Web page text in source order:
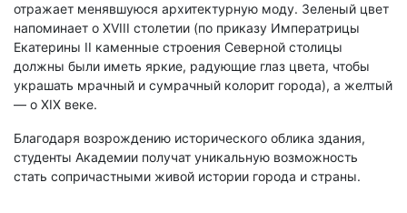
отражает менявшуюся архитектурную моду. Зеленый цвет
напоминает о XVIII столетии (по приказу Императрицы
Екатерины II каменные строения Северной столицы
должны были иметь яркие, радующие глаз цвета, чтобы
украшать мрачный и сумрачный колорит города), а желтый
— о XIX веке.
Благодаря возрождению исторического облика здания,
студенты Академии получат уникальную возможность
стать сопричастными живой истории города и страны.